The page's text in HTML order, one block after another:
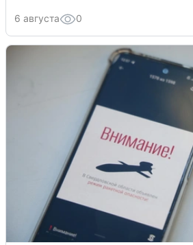
6 августа 0